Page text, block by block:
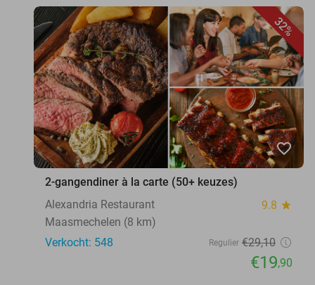
32%
favorite_border
2-gangendiner à la carte (50+ keuzes)
Alexandria Restaurant
9.8 star
Maasmechelen (8 km)
Verkocht: 548
Regulier €29,10
€19,90